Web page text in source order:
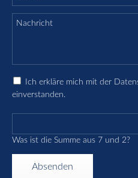
Ich erkläre mich mit der
einverstanden.
Was ist die Summe aus 7 und 2?
Absenden